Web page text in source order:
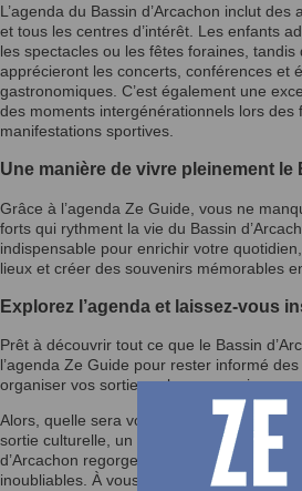
L’agenda du Bassin d’Arcachon inclut
et tous les centres d’intérêt. Les enfants
les spectacles ou les fêtes foraines, tandis
apprécieront les concerts, conférences et
gastronomiques. C’est également une
des moments intergénérationnels lors des
manifestations sportives.
Une manière de vivre pleinement le
Grâce à l’agenda Ze Guide, vous ne
forts qui rythment la vie du Bassin
indispensable pour enrichir votre
lieux et créer des souvenirs mémorables
Explorez l’agenda et laissez-vous
Prêt à découvrir tout ce que le Bassin
l’agenda Ze Guide pour rester informé
organiser vos sorties selon vos envies.
Alors, quelle sera votre prochaine activité
sortie culturelle, un festival ou un moment
d’Arcachon regorge d’opportunités pour
inoubliables. À vous de jouer !